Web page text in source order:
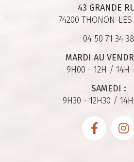
43 GRANDE
74200 THONON-
04 50 71 34 38
MARDI AU
9H00 - 12H / 14H
SAMEDI :
9H30 - 12H30 /